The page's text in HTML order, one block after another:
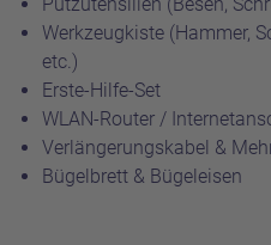
Werkzeugkiste (Hammer,
etc.)
Erste-Hilfe-Set
WLAN-Router /
Verlängerungskabel &
Bügelbrett & Bügeleisen